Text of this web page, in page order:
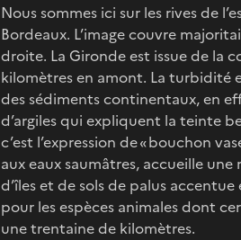
Nous sommes ici sur les rives de
Bordeaux. L’image couvre
droite. La Gironde est issue de la
kilomètres en amont. La turbidité
des sédiments continentaux, en
d’argiles qui expliquent la teinte
c’est l’expression de « bouchon
aux eaux saumâtres, accueille
d’îles et de sols de palus
pour les espèces animales dont
une trentaine de kilomètres.